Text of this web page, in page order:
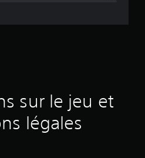
d
a
sur le jeu et
légales